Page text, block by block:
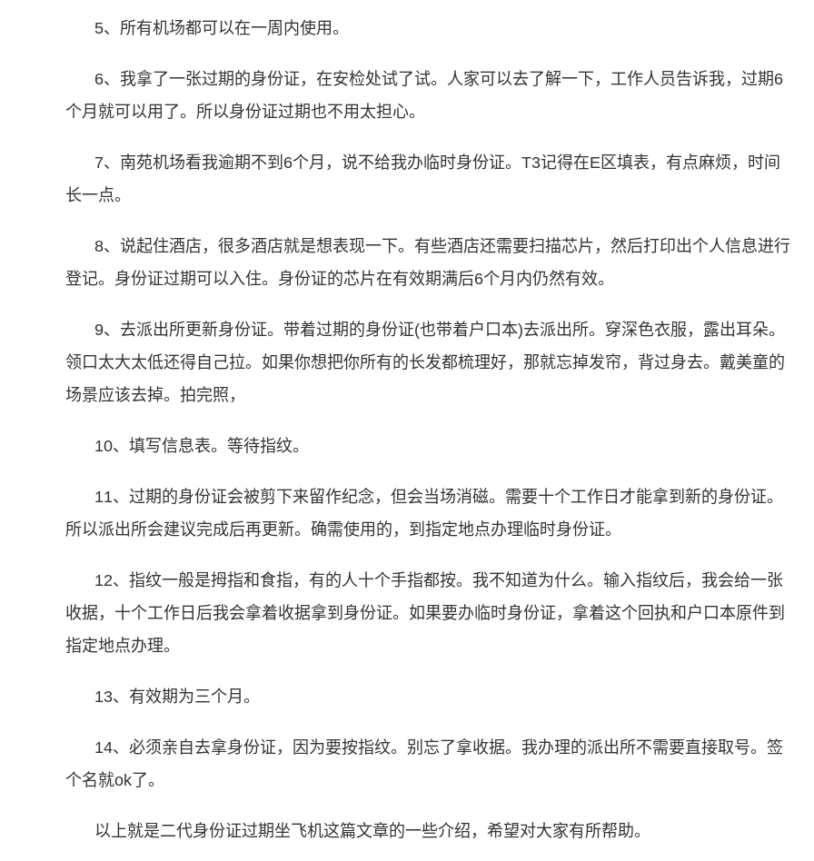
5、所有机场都可以在一周内使用。
6、我拿了一张过期的身份证，在安检处试了试。人家可以去了解一下，工作人员告诉我，过期6
个月就可以用了。所以身份证过期也不用太担心。
7、南苑机场看我逾期不到6个月，说不给我办临时身份证。T3记得在E区填表，有点麻烦，时间
长一点。
8、说起住酒店，很多酒店就是想表现一下。有些酒店还需要扫描芯片，然后打印出个人信息进行
登记。身份证过期可以入住。身份证的芯片在有效期满后6个月内仍然有效。
9、去派出所更新身份证。带着过期的身份证(也带着户口本)去派出所。穿深色衣服，露出耳朵。
领口太大太低还得自己拉。如果你想把你所有的长发都梳理好，那就忘掉发帘，背过身去。戴美童的
场景应该去掉。拍完照，
10、填写信息表。等待指纹。
11、过期的身份证会被剪下来留作纪念，但会当场消磁。需要十个工作日才能拿到新的身份证。
所以派出所会建议完成后再更新。确需使用的，到指定地点办理临时身份证。
12、指纹一般是拇指和食指，有的人十个手指都按。我不知道为什么。输入指纹后，我会给一张
收据，十个工作日后我会拿着收据拿到身份证。如果要办临时身份证，拿着这个回执和户口本原件到
指定地点办理。
13、有效期为三个月。
14、必须亲自去拿身份证，因为要按指纹。别忘了拿收据。我办理的派出所不需要直接取号。签
个名就ok了。
以上就是二代身份证过期坐飞机这篇文章的一些介绍，希望对大家有所帮助。